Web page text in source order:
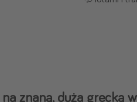
znaną, duża grecką